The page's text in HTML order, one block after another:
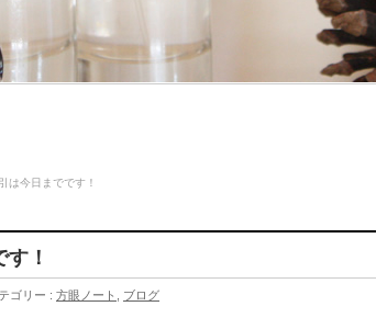
は今日までです！
！
ゴリー : 方眼ノート ブログ